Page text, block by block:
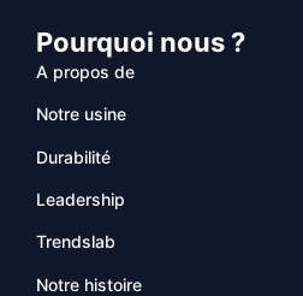
Pourquoi nous ?
A propos de
Notre usine
Durabilité
Leadership
Trendslab
Notre histoire